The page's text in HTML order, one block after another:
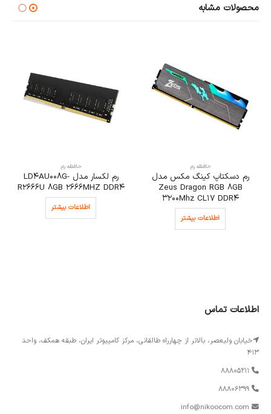
محصولات مشابه
کینگ مکس مدل
Zeus Dragon RGB
3200Mhz CL17
اطلاعات بیشتر
رم لکسار مدل LD4AU008G-
R2666U 8GB 2666MHZ DDR4
اطلاعات بیشتر
اطلاعات تماس
خیابان ولیعصر، بالاتر از چهارراه طالقانی، مرکز کامپیوتر ایران، طبقه همکف، واحد
413
88805211
88806399
info@nikoocom.com